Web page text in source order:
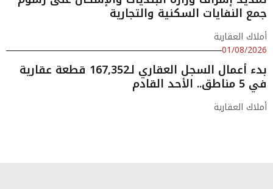
جمع النفايات السكنية والتجارية
أملاك العقارية
01/08/2026
بدء أعمال السجل العقاري لـ167,352 قطعة عقارية
في 5 مناطق.. الأحد القادم
أملاك العقارية